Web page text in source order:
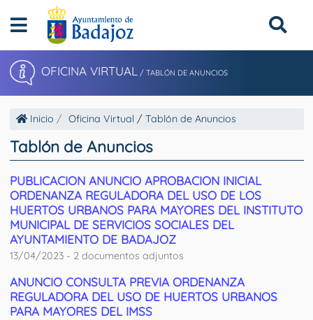
OFICINA VIRTUAL / TABLÓN DE ANUNCIOS
Inicio Oficina Virtual / Tablón de Anuncios
Tablón de Anuncios
PUBLICACION ANUNCIO APROBACION INICIAL
ORDENANZA REGULADORA DEL USO DE LOS
HUERTOS URBANOS PARA MAYORES DEL INSTITUTO
MUNICIPAL DE SERVICIOS SOCIALES DEL
AYUNTAMIENTO DE BADAJOZ
13/04/2023 - 2 documentos adjuntos
ANUNCIO CONSULTA PREVIA ORDENANZA
REGULADORA DEL USO DE HUERTOS URBANOS
PARA MAYORES DEL IMSS